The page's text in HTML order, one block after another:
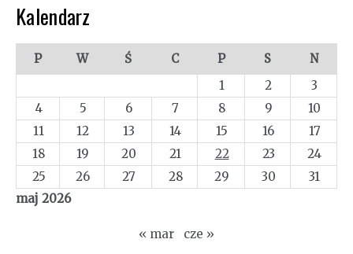
Kalendarz
maj 2026
P W Ś C P S
N
1
2
3
4
5 6 7 8 9
10
11
12 13 14 15 16
17
18
19 20 21 22 23
24
25
26 27 28 29 30 31
« mar cze »